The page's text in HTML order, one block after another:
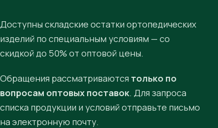
Доступны складские остатки ортопедических
изделий по специальным условиям — со
скидкой до 50% от оптовой цены.
Обращения рассматриваются только по
вопросам оптовых поставок. Для запроса
списка продукции и условий отправьте письмо
на электронную почту.